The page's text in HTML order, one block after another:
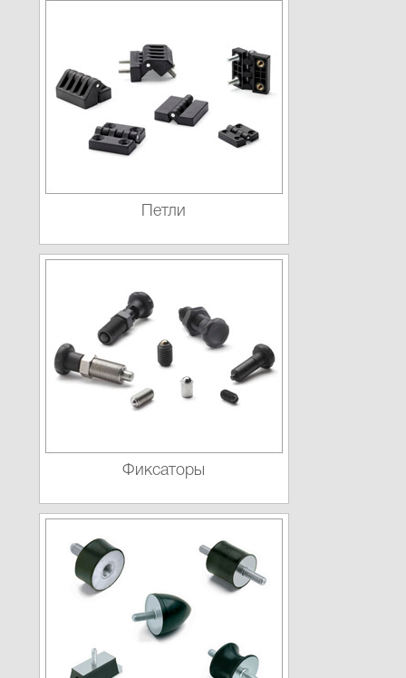
Петли
Фиксаторы